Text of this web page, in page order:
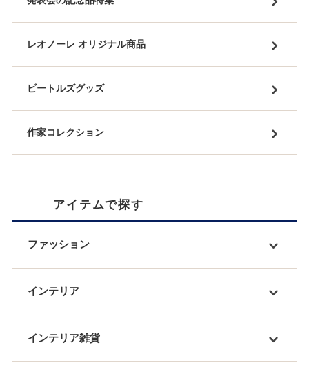
レオノーレ オリジナル商品
ビートルズグッズ
作家コレクション
アイテムで探す
ファッション
インテリア
インテリア雑貨